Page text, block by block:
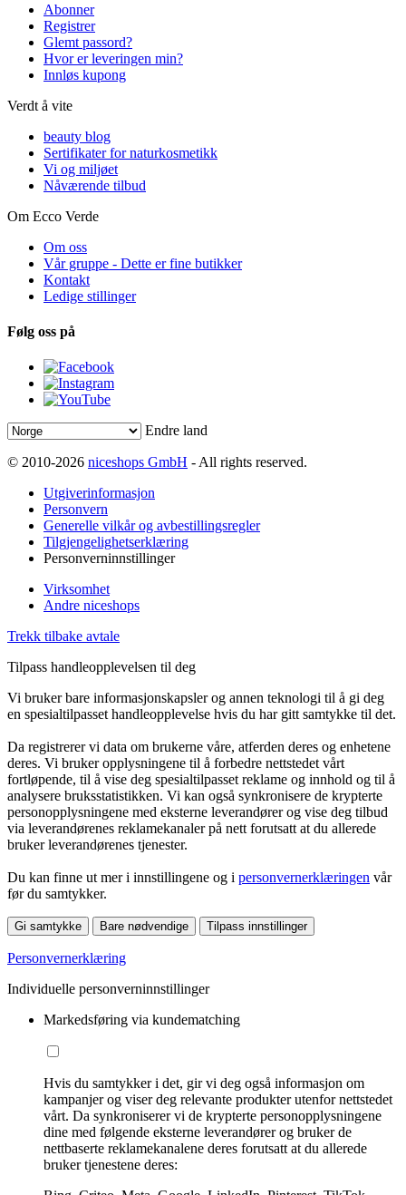
Abonner
Registrer
Glemt passord?
Hvor er leveringen min?
Innløs kupong
Verdt å vite
beauty blog
Sertifikater for naturkosmetikk
Vi og miljøet
Nåværende tilbud
Om Ecco Verde
Om oss
Vår gruppe - Dette er fine butikker
Kontakt
Ledige stillinger
Følg oss på
Endre land
© 2010-2026 niceshops GmbH - All rights reserved.
Utgiverinformasjon
Personvern
Generelle vilkår og avbestillingsregler
Tilgjengelighetserklæring
Personverninnstillinger
Virksomhet
Andre niceshops
Trekk tilbake avtale
Tilpass handleopplevelsen til deg
Vi bruker bare informasjonskapsler og annen teknologi til å gi deg
en spesialtilpasset handleopplevelse hvis du har gitt samtykke til det.
Da registrerer vi data om brukerne våre, atferden deres og enhetene
deres. Vi bruker opplysningene til å forbedre nettstedet vårt
fortløpende, til å vise deg spesialtilpasset reklame og innhold og til å
analysere bruksstatistikken. Vi kan også synkronisere de krypterte
personopplysningene med eksterne leverandører og vise deg tilbud
via leverandørenes reklamekanaler på nett forutsatt at du allerede
bruker leverandørenes tjenester.
Du kan finne ut mer i innstillingene og i personvernerklæringen vår
før du samtykker.
Gi samtykke Bare nødvendige Tilpass innstillinger
Personvernerklæring
Individuelle personverninnstillinger
Markedsføring via kundematching
Hvis du samtykker i det, gir vi deg også informasjon om
kampanjer og viser deg relevante produkter utenfor nettstedet
vårt. Da synkroniserer vi de krypterte personopplysningene
dine med følgende eksterne leverandører og bruker de
nettbaserte reklamekanalene deres forutsatt at du allerede
bruker tjenestene deres: